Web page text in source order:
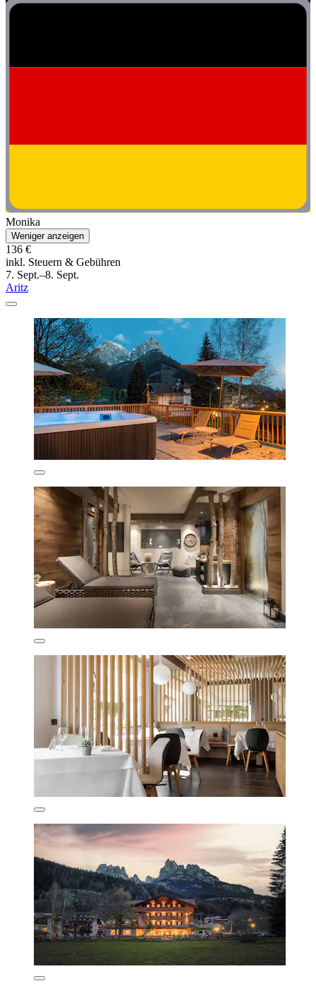
Monika
Weniger anzeigen
136 €
inkl. Steuern & Gebühren
7. Sept.–8. Sept.
Aritz